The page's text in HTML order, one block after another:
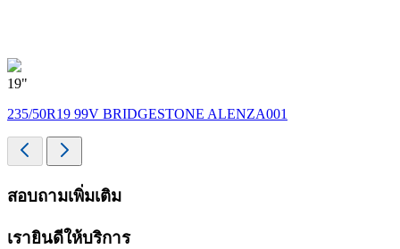
19"
235/50R19 99V BRIDGESTONE ALENZA001
สอบถามเพิ่มเติม
เรายินดีให้บริการ